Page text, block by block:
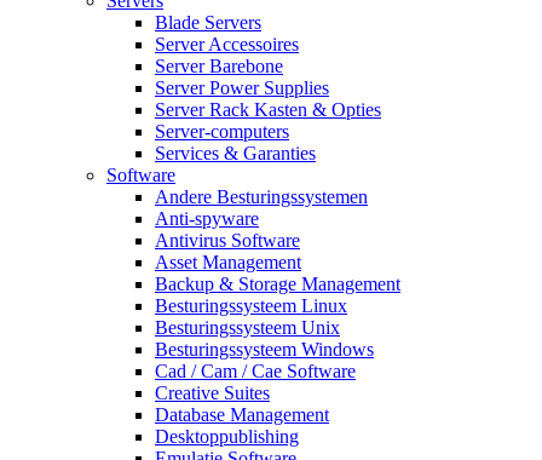
Blade Servers
Server Accessoires
Server Barebone
Server Power Supplies
Server Rack Kasten & Opties
Server-computers
Services & Garanties
Software
Andere Besturingssystemen
Anti-spyware
Antivirus Software
Asset Management
Backup & Storage Management
Besturingssysteem Linux
Besturingssysteem Unix
Besturingssysteem Windows
Cad / Cam / Cae Software
Creative Suites
Database Management
Desktoppublishing